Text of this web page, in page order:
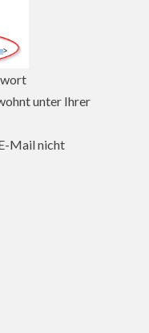
unter Ihrer
Mail nicht